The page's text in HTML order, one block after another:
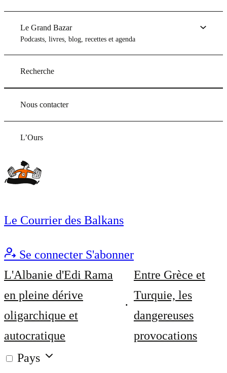
Le Grand Bazar
Podcasts, livres, blog, recettes et agenda
Recherche
Nous contacter
L’Ours
Le Courrier des Balkans
Se connecter S'abonner
L'Albanie d'Edi Rama
en pleine dérive
oligarchique et
autocratique
Entre Grèce et
Turquie, les
dangereuses
provocations
Pays